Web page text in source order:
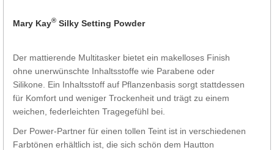
Mary Kay® Silky Setting Powder
Der mattierende Multitasker bietet ein makelloses Finish
ohne unerwünschte Inhaltsstoffe wie Parabene oder
Silikone. Ein Inhaltsstoff auf Pflanzenbasis sorgt stattdessen
für Komfort und weniger Trockenheit und trägt zu einem
weichen, federleichten Tragegefühl bei.
Der Power-Partner für einen tollen Teint ist in verschiedenen
Farbtönen erhältlich ist, die sich schön dem Hautton